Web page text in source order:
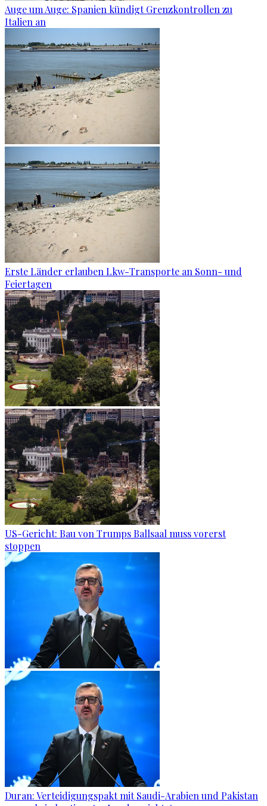
Auge um Auge: Spanien kündigt Grenzkontrollen zu
Italien an
Erste Länder erlauben Lkw-Transporte an Sonn- und
Feiertagen
US-Gericht: Bau von Trumps Ballsaal muss vorerst
stoppen
Duran: Verteidigungspakt mit Saudi-Arabien und Pakistan